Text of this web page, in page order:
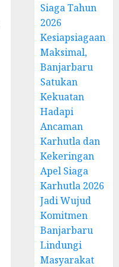
Siaga Tahun
2026
Kesiapsiagaan
Maksimal,
Banjarbaru
Satukan
Kekuatan
Hadapi
Ancaman
Karhutla dan
Kekeringan
Apel Siaga
Karhutla 2026
Jadi Wujud
Komitmen
Banjarbaru
Lindungi
Masyarakat